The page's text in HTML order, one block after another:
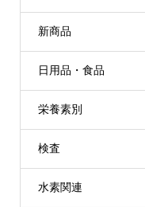
新商品
日用品・食品
栄養素別
検査
水素関連